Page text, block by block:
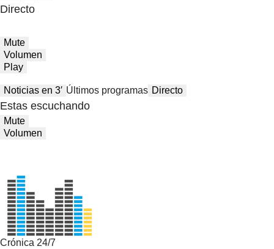
Directo
Mute
Volumen
Play
Noticias en 3′ Últimos programas Directo
Estas escuchando
Mute
Volumen
Crónica 24/7